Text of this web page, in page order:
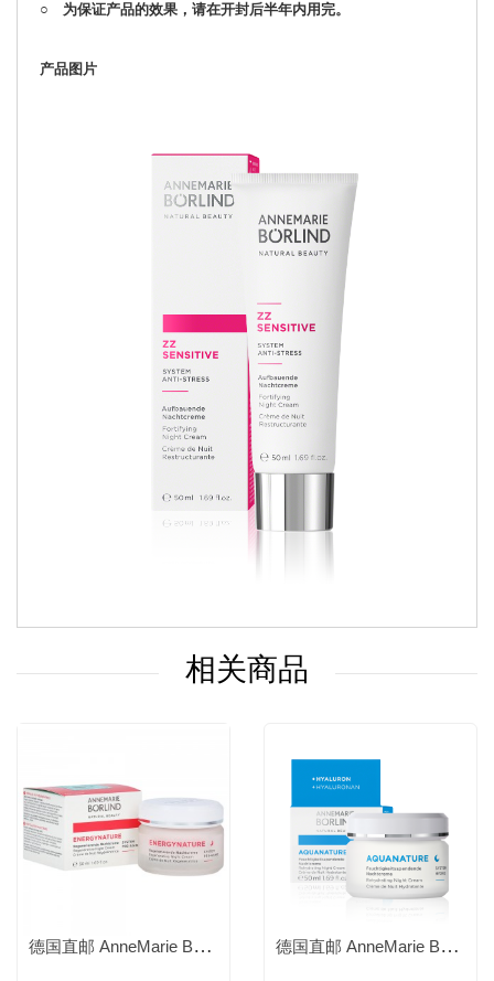
○ 为保证产品的效果，请在开封后半年内用完。
产品图片
相关商品
德国直邮 AnneMarie Börlind 安娜柏林 自然活力焕彩晚霜 滋养修复保湿 50ml 德国直邮 AnneMarie Börlind 安娜柏林 水润保湿晚霜 滋润补水修护 50ml